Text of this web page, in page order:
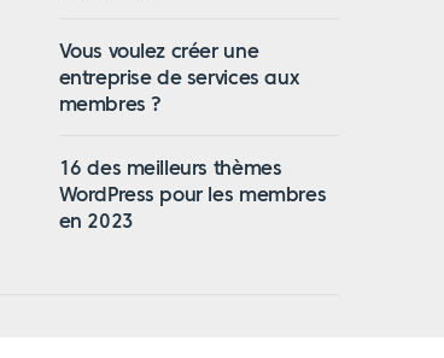
Vous voulez créer une
entreprise de services aux
membres ?
16 des meilleurs thèmes
WordPress pour les membres
en 2023